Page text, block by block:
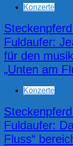
Konzerte
Fuldaufer:
für den
„Unten am
Konzerte
Fuldaufer:
Fluss“